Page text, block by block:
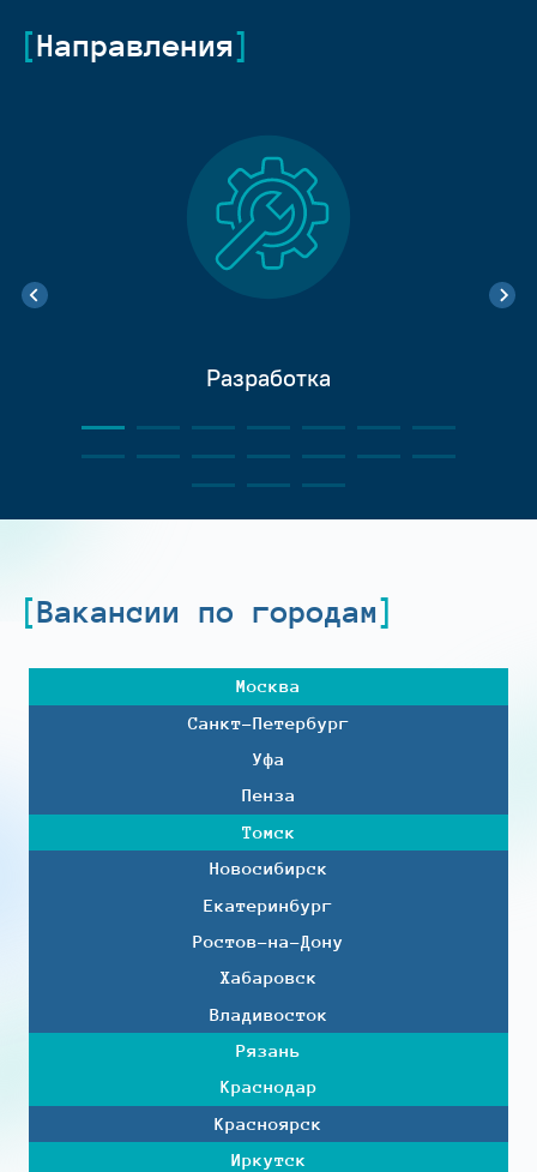
Направления
Разработка
Вакансии по городам
Москва
Санкт-Петербург
Уфа
Пенза
Томск
Новосибирск
Екатеринбург
Ростов-на-Дону
Хабаровск
Владивосток
Рязань
Краснодар
Красноярск
Иркутск